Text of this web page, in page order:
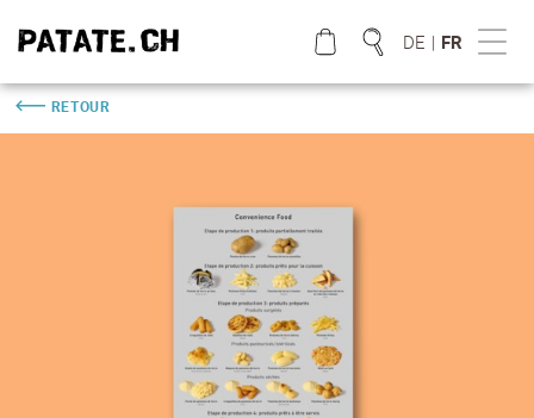
DE | FR
RETOUR
QUE CHERCHEZ VOUS?